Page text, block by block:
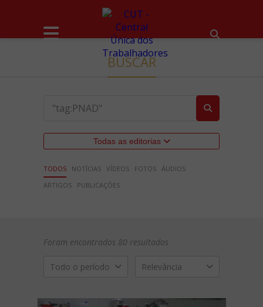
BUSCAR
Todas as editorias
TODOS NOTÍCIAS VÍDEOS FOTOS ÁUDIOS
ARTIGOS
PUBLICAÇÕES
Foram encontrados 80 resultados
Todo o período Relevância